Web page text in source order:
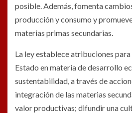
posible. Además, fomenta
producción y consumo y
materias primas secundarias.
La ley establece atribuciones
Estado en materia de desarrollo
sustentabilidad, a través de
integración de las materias
valor productivas; difundir una